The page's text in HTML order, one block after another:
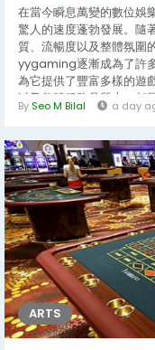
在當今瞬息萬變的數位娛
驚人的速度蓬勃發展。隨
質、流暢度以及整體氛圍
yygaming逐漸成為了許
為它提供了豐富多樣的遊
以及整體服務品質上，都
這個平台的各個面向，帶
內容的豐富度與多樣性往
心關鍵。在yygaming的
廣泛的領域。無論是喜愛
與技術較量的經典娛樂內
的內容佈局，能夠滿足不
在其中發掘屬於自己的樂
By Seo M Bilal a day
ARTS